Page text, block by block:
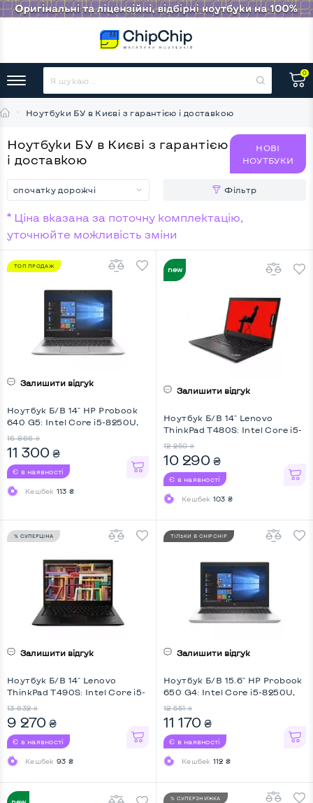
0
Ноутбуки БУ в Києві з гарантією і доставкою
Ноутбуки БУ в Києві з гарантією
і доставкою
НОВІ
НОУТБУКИ
спочатку дорожчі Фільтр
* Ціна вказана за поточну комплектацію,
уточнюйте можливість зміни
ТОП ПРОДАЖ
Залишити відгук
Ноутбук Б/В 14" HP Probook
640 G5: Intel Core i5-8250U,
16 866 ₴
11 300 ₴
Є в наявності
Кешбек 113 ₴
Залишити відгук
Ноутбук Б/В 14" Lenovo
ThinkPad T480S: Intel Core i5-
12 250 ₴
10 290 ₴
Є в наявності
Кешбек 103 ₴
% СУПЕРЦІНА
Залишити відгук
Ноутбук Б/В 14" Lenovo
ThinkPad T490S: Intel Core i5-
13 632 ₴
9 270 ₴
Є в наявності
Кешбек 93 ₴
ТІЛЬКИ В CHIPCHIP
Залишити відгук
Ноутбук Б/В 15.6" HP Probook
650 G4: Intel Core i5-8250U,
12 551 ₴
11 170 ₴
Є в наявності
Кешбек 112 ₴
% СУПЕРЗНИЖКА